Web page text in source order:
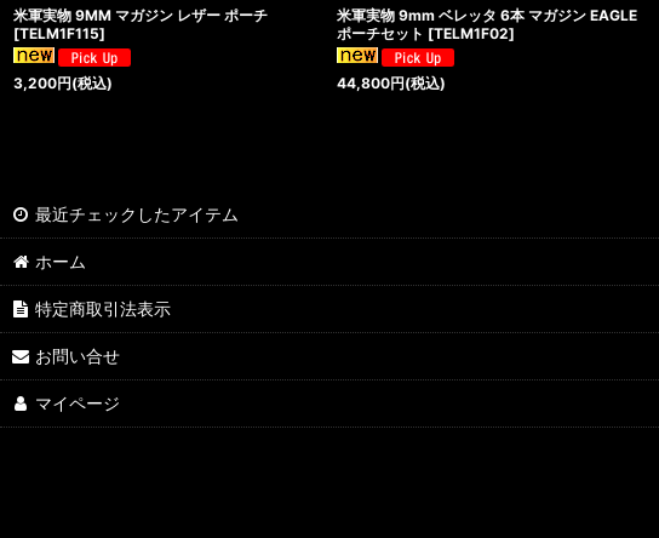
米軍実物 9MM マガジン レザー ポーチ
[TELM1F115]
3,200円(税込)
米軍実物 9mm ベレッタ 6本 マガジン EAGLE
ポーチセット [TELM1F02]
44,800円(税込)
最近チェックしたアイテム
ホーム
特定商取引法表示
お問い合せ
マイページ